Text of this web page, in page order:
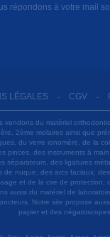
répondons à votre mail
LÉGALES - CGV -
du matériel
2ème molaires ainsi que
du verre ionomère, de la
pinces, des instruments à
séparateurs, des ligatures
nuque, des arcs faciaux,
et de la cire de
aussi du matériel de
Notre site propose
papier et des négatoscopes.